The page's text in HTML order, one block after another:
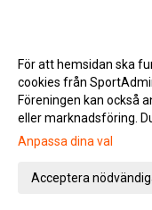
Gå
För att hemsidan ska
cookies från
Föreningen kan också
eller marknadsföring.
Anpassa dina val
Acceptera